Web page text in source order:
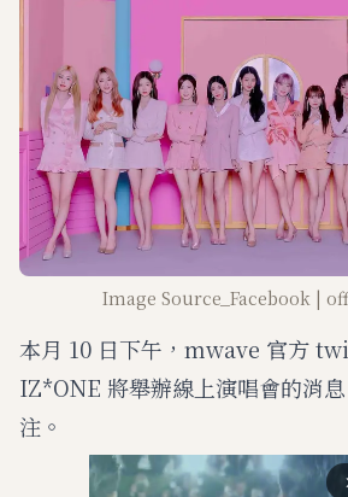
Image Source_Facebook |
本月 10 日下午，mwave 官方
IZ*ONE 將舉辦線上演唱會的消
注。